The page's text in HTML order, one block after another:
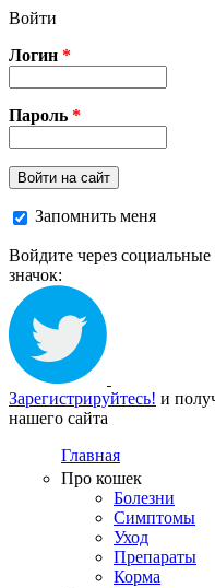
Перейти к основному
Войти
Логин *
Пароль *
Войти на сайт
Запомнить меня
Войдите через
значок:
Зарегистрируйтесь! и
нашего сайта
Главная
Про кошек
Болезни
Симптомы
Уход
Препараты
Корма